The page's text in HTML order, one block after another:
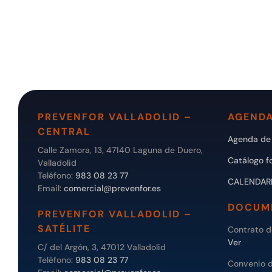
PREVENFOR VALLADOLID –
CENTRAL
Calle Zamora, 13, 47140 Laguna de Duero,
Valladolid
Teléfono: 983 08 23 77
Email: comercial@prevenfor.es
PREVENFOR VALLADOLID –
SATÉLITE
C/ del Argón, 3, 47012 Valladolid
Teléfono: 983 08 23 77
Agenda
Catálogo
Contrato
Ver
Convenio